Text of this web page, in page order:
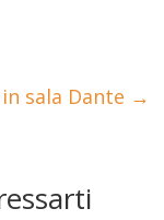
sala Dante →